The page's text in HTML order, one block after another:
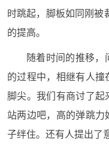
时跳起，脚板如同刚被
的提高。
随着时间的推移，
的过程中，相继有人
脚尖。我们有商讨了起
站两边吧，高的弹跳力
子绊住。还有人提出了